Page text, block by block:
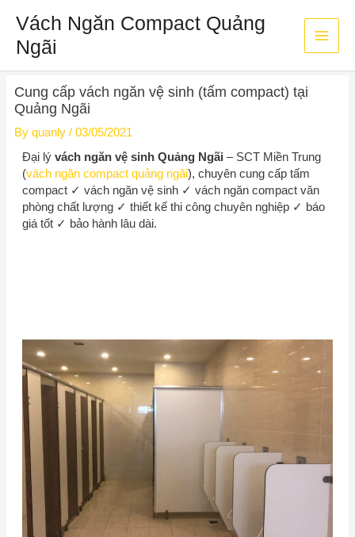
content
Vách Ngăn Compact Quảng
Ngãi
Main
Cung cấp vách ngăn vệ sinh (tấm compact) tại
Quảng Ngãi
By quanly / 03/05/2021
Đại lý vách ngăn vệ sinh Quảng Ngãi – SCT Miền Trung
(vách ngăn compact quảng ngãi), chuyên cung cấp tấm
compact ✓ vách ngăn vệ sinh ✓ vách ngăn compact văn
phòng chất lượng ✓ thiết kế thi công chuyên nghiệp ✓ báo
giá tốt ✓ bảo hành lâu dài.
navigation